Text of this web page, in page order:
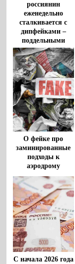
россиянин
еженедельно
сталкивается с
дипфейками –
поддельными
видео и аудио
О фейке про
заминированные
подходы к
аэродрому
рассказали
воронежцам
С начала 2026 года